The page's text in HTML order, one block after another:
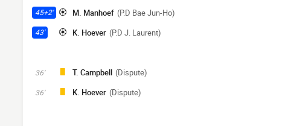
45+2' M. Manhoef (P.D Bae Jun-Ho)
43' K. Hoever (P.D J. Laurent)
36' T. Campbell (Dispute)
36' K. Hoever (Dispute)